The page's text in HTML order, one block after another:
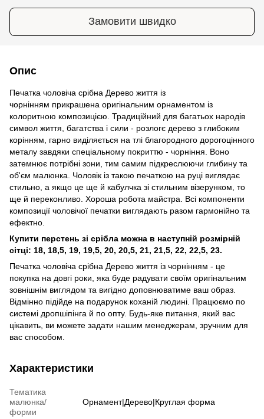
Замовити швидко
Опис
Печатка чоловіча срібна Дерево життя із
чорнінням прикрашена оригінальним орнаментом із
колоритною композицією. Традиційний для багатьох народів
символ життя, багатства і сили - розлогє дерево з глибоким
корінням, гарно виділяється на тлі благородного дорогоцінного
металу завдяки спеціальному покриттю - чорніння. Воно
затемнює потрібні зони, тим самим підкреслюючи глибину та
об'єм малюнка. Чоловік із такою печаткою на руці виглядає
стильно, а якщо це ще й кабулчка зі стильним візерунком, то
ще й переконливо. Хороша робота майстра. Всі компоненти
композиції чоловічої печатки виглядають разом гармонійно та
ефектно.
Купити перстень зі срібла можна в наступній розмірній
сітці: 18, 18,5, 19, 19,5, 20, 20,5, 21, 21,5, 22, 22,5, 23.
Печатка чоловіча срібна Дерево життя із чорнінням - це
покупка на довгі роки, яка буде радувати своїм оригінальним
зовнішнім виглядом та вигідно доповнюватиме ваш образ.
Відмінно підійде на подарунок коханій людині. Працюємо по
системі дропшіпінга й по опту. Будь-яке питання, який вас
цікавить, ви можете задати нашим менеджерам, зручним для
вас способом.
Характеристики
Тематика
малюнка/
форми
Орнамент|Дерево|Круглая форма